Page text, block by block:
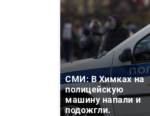
СМИ: В Химках на
полицейскую
машину напали и
подожгли.